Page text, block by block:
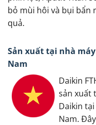
bỏ mùi hôi và bụi bẩn
quả.
Sản xuất tại nhà
Nam
Daikin
sản xuất
Daikin
Nam.